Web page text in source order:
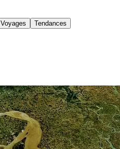
Voyages
Tendances